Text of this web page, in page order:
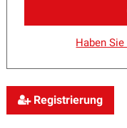
Haben
Registrierung